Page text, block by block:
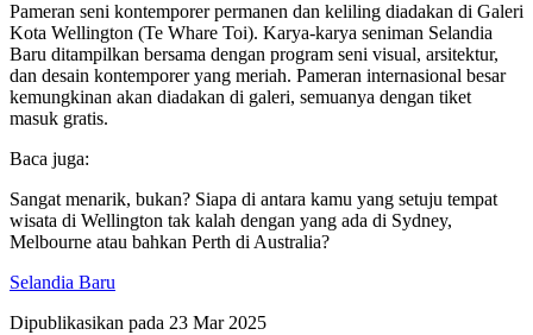
Pameran seni kontemporer permanen dan keliling diadakan di Galeri
Kota Wellington (Te Whare Toi). Karya-karya seniman Selandia
Baru ditampilkan bersama dengan program seni visual, arsitektur,
dan desain kontemporer yang meriah. Pameran internasional besar
kemungkinan akan diadakan di galeri, semuanya dengan tiket
masuk gratis.
Baca juga:
Sangat menarik, bukan? Siapa di antara kamu yang setuju tempat
wisata di Wellington tak kalah dengan yang ada di Sydney,
Melbourne atau bahkan Perth di Australia?
Selandia Baru
Dipublikasikan pada 23 Mar 2025